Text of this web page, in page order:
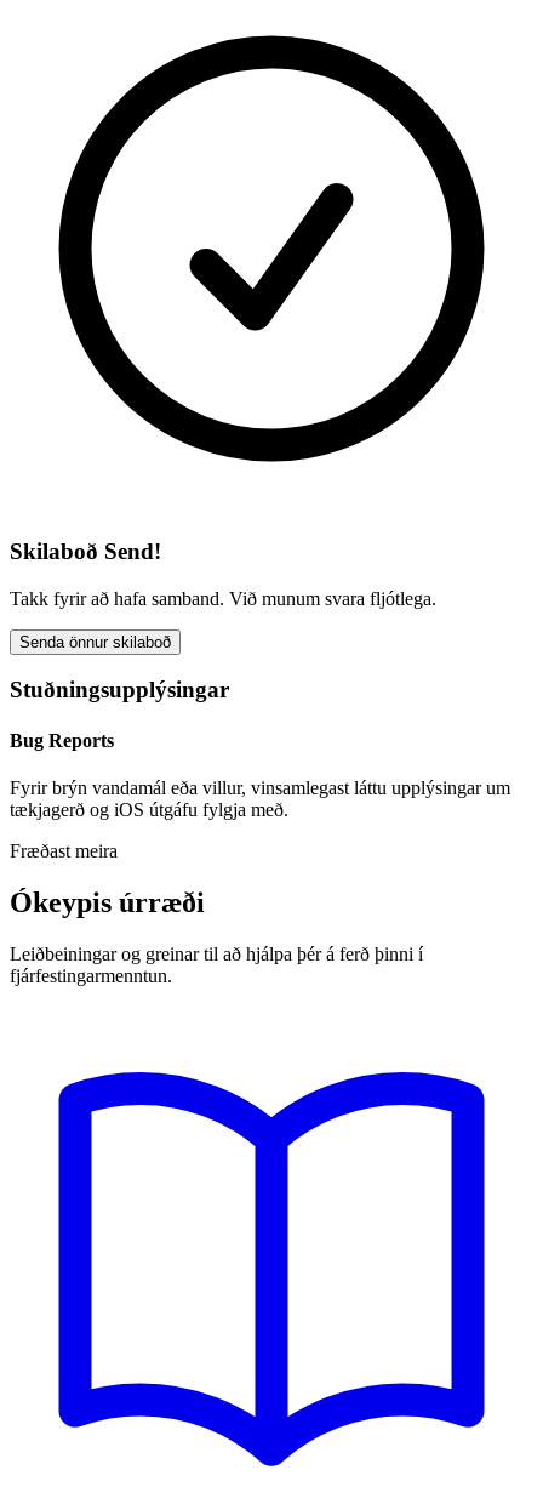
Skilaboð Send!
Takk fyrir að hafa samband. Við munum svara fljótlega.
Senda önnur skilaboð
Stuðningsupplýsingar
Bug Reports
Fyrir brýn vandamál eða villur, vinsamlegast láttu upplýsingar um
tækjagerð og iOS útgáfu fylgja með.
Fræðast meira
Ókeypis úrræði
Leiðbeiningar og greinar til að hjálpa þér á ferð þinni í
fjárfestingarmenntun.